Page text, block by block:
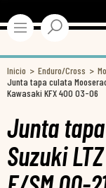
Inicio Enduro/Cross
Junta tapa culata
Kawasaki KFX 400 03-06
Junta
Suzuki